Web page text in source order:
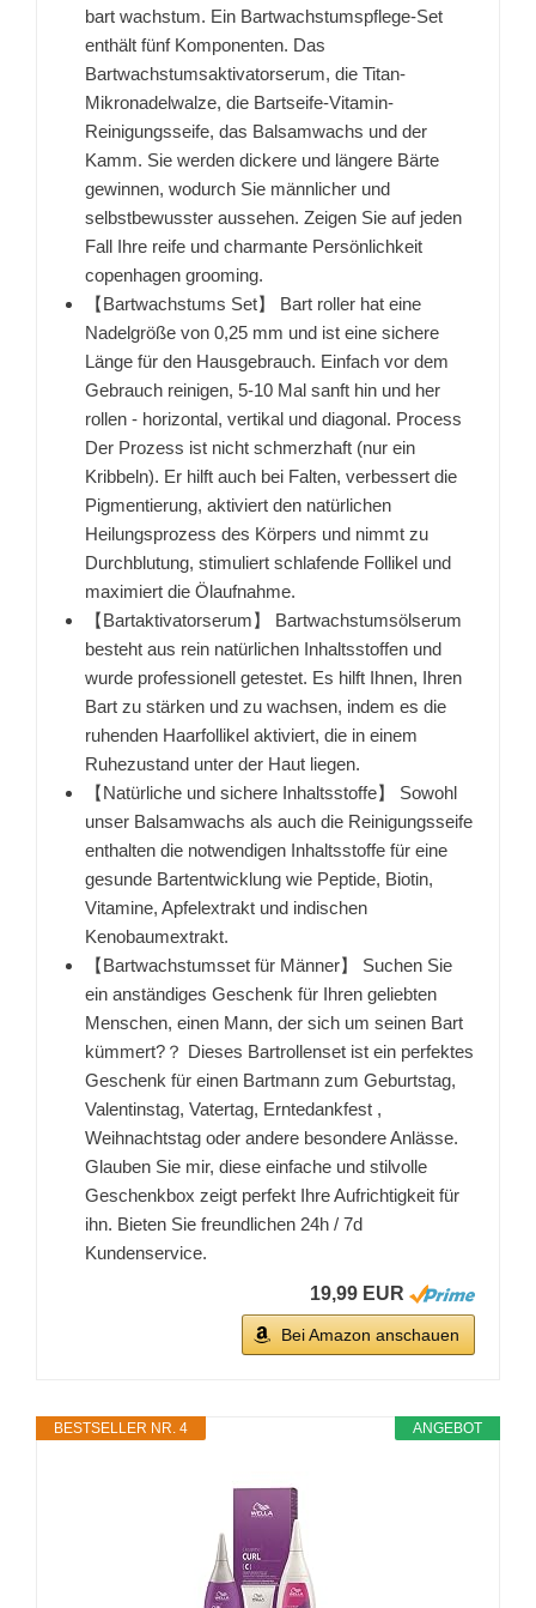
bart wachstum. Ein Bartwachstumspflege-Set
enthält fünf Komponenten. Das
Bartwachstumsaktivatorserum, die Titan-
Mikronadelwalze, die Bartseife-Vitamin-
Reinigungsseife, das Balsamwachs und der
Kamm. Sie werden dickere und längere Bärte
gewinnen, wodurch Sie männlicher und
selbstbewusster aussehen. Zeigen Sie auf jeden
Fall Ihre reife und charmante Persönlichkeit
copenhagen grooming.
【Bartwachstums Set】 Bart roller hat eine
Nadelgröße von 0,25 mm und ist eine sichere
Länge für den Hausgebrauch. Einfach vor dem
Gebrauch reinigen, 5-10 Mal sanft hin und her
rollen - horizontal, vertikal und diagonal. Process
Der Prozess ist nicht schmerzhaft (nur ein
Kribbeln). Er hilft auch bei Falten, verbessert die
Pigmentierung, aktiviert den natürlichen
Heilungsprozess des Körpers und nimmt zu
Durchblutung, stimuliert schlafende Follikel und
maximiert die Ölaufnahme.
【Bartaktivatorserum】 Bartwachstumsölserum
besteht aus rein natürlichen Inhaltsstoffen und
wurde professionell getestet. Es hilft Ihnen, Ihren
Bart zu stärken und zu wachsen, indem es die
ruhenden Haarfollikel aktiviert, die in einem
Ruhezustand unter der Haut liegen.
【Natürliche und sichere Inhaltsstoffe】 Sowohl
unser Balsamwachs als auch die Reinigungsseife
enthalten die notwendigen Inhaltsstoffe für eine
gesunde Bartentwicklung wie Peptide, Biotin,
Vitamine, Apfelextrakt und indischen
Kenobaumextrakt.
【Bartwachstumsset für Männer】 Suchen Sie
ein anständiges Geschenk für Ihren geliebten
Menschen, einen Mann, der sich um seinen Bart
kümmert?？ Dieses Bartrollenset ist ein perfektes
Geschenk für einen Bartmann zum Geburtstag,
Valentinstag, Vatertag, Erntedankfest ,
Weihnachtstag oder andere besondere Anlässe.
Glauben Sie mir, diese einfache und stilvolle
Geschenkbox zeigt perfekt Ihre Aufrichtigkeit für
ihn. Bieten Sie freundlichen 24h / 7d
Kundenservice.
19,99 EUR
Bei Amazon anschauen
ANGEBOT
BESTSELLER NR. 4